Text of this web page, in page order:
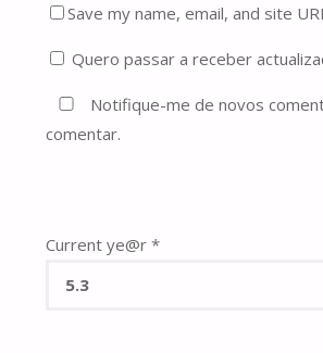
Save my name, email, and site
Quero passar a receber
Notifique-me de novos
comentar.
Current ye@r *